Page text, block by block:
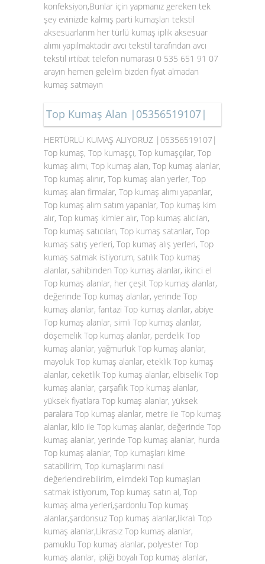
konfeksiyon,Bunlar için yapmanız gereken tek
şey evinizde kalmış parti kumaşları tekstil
aksesuarlarım her türlü kumaş iplik aksesuar
alımı yapılmaktadır avcı tekstil tarafından avcı
tekstil irtibat telefon numarası 0 535 651 91 07
arayın hemen gelelim bizden fiyat almadan
kumaş satmayın
Top Kumaş Alan |05356519107|
HERTÜRLÜ KUMAŞ ALIYORUZ |05356519107|
Top kumaş, Top kumaşçı, Top kumaşçılar, Top
kumaş alımı, Top kumaş alan, Top kumaş alanlar,
Top kumaş alınır, Top kumaş alan yerler, Top
kumaş alan firmalar, Top kumaş alımı yapanlar,
Top kumaş alım satım yapanlar, Top kumaş kim
alır, Top kumaş kimler alır, Top kumaş alıcıları,
Top kumaş satıcıları, Top kumaş satanlar, Top
kumaş satış yerleri, Top kumaş alış yerleri, Top
kumaş satmak istiyorum, satılık Top kumaş
alanlar, sahibinden Top kumaş alanlar, ikinci el
Top kumaş alanlar, her çeşit Top kumaş alanlar,
değerinde Top kumaş alanlar, yerinde Top
kumaş alanlar, fantazi Top kumaş alanlar, abiye
Top kumaş alanlar, simli Top kumaş alanlar,
döşemelik Top kumaş alanlar, perdelik Top
kumaş alanlar, yağmurluk Top kumaş alanlar,
mayoluk Top kumaş alanlar, eteklik Top kumaş
alanlar, ceketlik Top kumaş alanlar, elbiselik Top
kumaş alanlar, çarşaflık Top kumaş alanlar,
yüksek fiyatlara Top kumaş alanlar, yüksek
paralara Top kumaş alanlar, metre ile Top kumaş
alanlar, kilo ile Top kumaş alanlar, değerinde Top
kumaş alanlar, yerinde Top kumaş alanlar, hurda
Top kumaş alanlar, Top kumaşları kime
satabilirim, Top kumaşlarımı nasıl
değerlendirebilirim, elimdeki Top kumaşları
satmak istiyorum, Top kumaş satın al, Top
kumaş alma yerleri,şardonlu Top kumaş
alanlar,şardonsuz Top kumaş alanlar,likralı Top
kumaş alanlar,Likrasız Top kumaş alanlar,
pamuklu Top kumaş alanlar, polyester Top
kumaş alanlar, ipliği boyalı Top kumaş alanlar,